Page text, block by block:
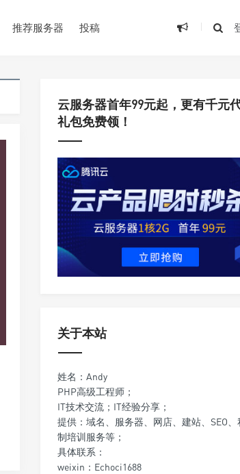
推荐服务器 投稿
云服务器首年99元起，更有千元
礼包免费领！
关于本站
姓名：Andy
PHP高级工程师；
IT技术交流；IT经验分享；
提供：域名、服务器、网店、建站、SEO、
制培训服务等；
具体联系：
weixin：Echoci1688